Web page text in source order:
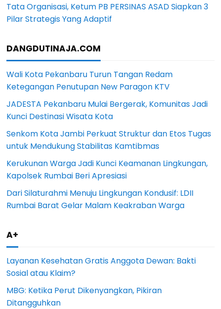
Tata Organisasi, Ketum PB PERSINAS ASAD Siapkan 3
Pilar Strategis Yang Adaptif
DANGDUTINAJA.COM
Wali Kota Pekanbaru Turun Tangan Redam
Ketegangan Penutupan New Paragon KTV
JADESTA Pekanbaru Mulai Bergerak, Komunitas Jadi
Kunci Destinasi Wisata Kota
Senkom Kota Jambi Perkuat Struktur dan Etos Tugas
untuk Mendukung Stabilitas Kamtibmas
Kerukunan Warga Jadi Kunci Keamanan Lingkungan,
Kapolsek Rumbai Beri Apresiasi
Dari Silaturahmi Menuju Lingkungan Kondusif: LDII
Rumbai Barat Gelar Malam Keakraban Warga
A+
Layanan Kesehatan Gratis Anggota Dewan: Bakti
Sosial atau Klaim?
MBG: Ketika Perut Dikenyangkan, Pikiran
Ditangguhkan